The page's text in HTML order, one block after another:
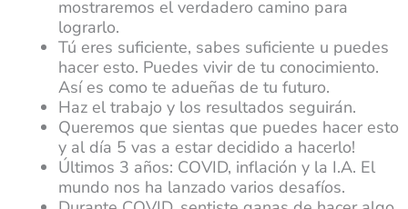
mostraremos el verdadero camino para
lograrlo.
Tú eres suficiente, sabes suficiente u puedes
hacer esto. Puedes vivir de tu conocimiento.
Así es como te adueñas de tu futuro.
Haz el trabajo y los resultados seguirán.
Queremos que sientas que puedes hacer esto
y al día 5 vas a estar decidido a hacerlo!
Últimos 3 años: COVID, inflación y la I.A. El
mundo nos ha lanzado varios desafíos.